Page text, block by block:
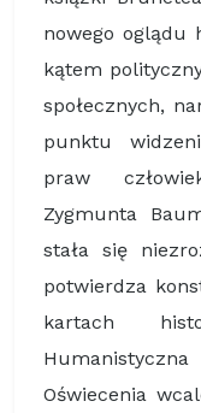
nowego oglądu
kątem
społecznych,
punktu
praw
Zygmunta
stała się
potwierdza
kartach
Oświecenia